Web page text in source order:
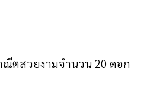
ตสวยงามจำนวน 20 ดอก